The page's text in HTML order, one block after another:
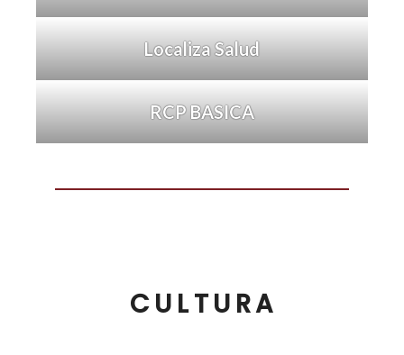
Localiza Salud
RCP BASICA
CULTURA